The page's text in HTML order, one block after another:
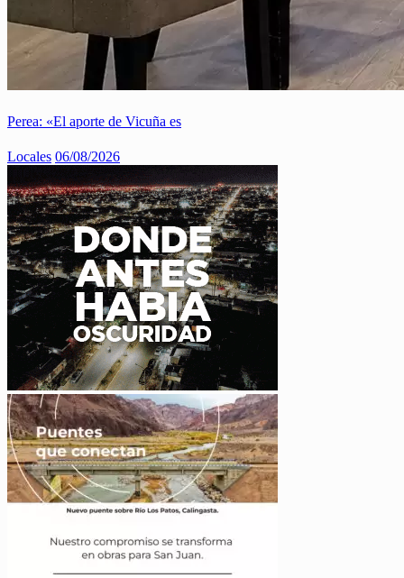
Perea: «El aporte de Vicuña es
Locales 06/08/2026